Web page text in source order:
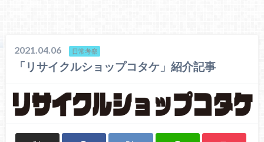
2021.04.06 日常考察
「リサイクルショップコタケ」紹介記事